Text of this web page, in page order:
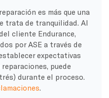
es más que una
trata de tranquilidad. Al
cliente Endurance,
por ASE a través de
expectativas
puede
durante el proceso.
.